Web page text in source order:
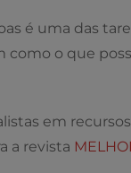
é uma das
o que
em
a revista